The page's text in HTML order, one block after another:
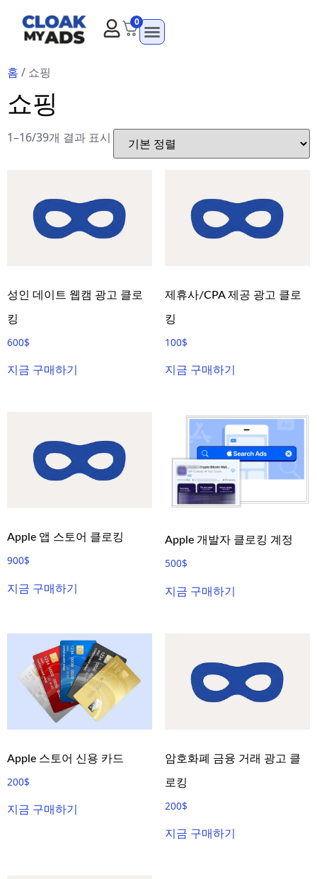
0
홈 / 쇼핑
쇼핑
1–16/39개 결과 표시
성인 데이트 웹캠 광고 클로
킹
600$
지금 구매하기
제휴사/CPA 제공 광고 클로
킹
100$
지금 구매하기
Apple 앱 스토어 클로킹
900$
지금 구매하기
Apple 개발자 클로킹 계정
500$
지금 구매하기
Apple 스토어 신용 카드
200$
지금 구매하기
암호화폐 금융 거래 광고 클
로킹
200$
지금 구매하기